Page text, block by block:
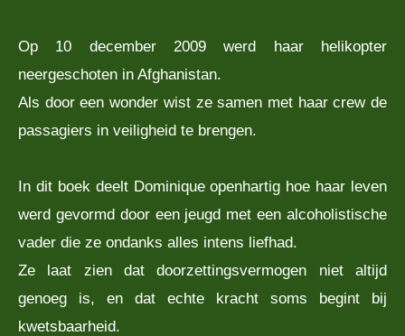
Op 10 december 2009 werd haar helikopter
neergeschoten in Afghanistan.
Als door een wonder wist ze samen met haar crew de
passagiers in veiligheid te brengen.
In dit boek deelt Dominique openhartig hoe haar leven
werd gevormd door een jeugd met een alcoholistische
vader die ze ondanks alles intens liefhad.
Ze laat zien dat doorzettingsvermogen niet altijd
genoeg is, en dat echte kracht soms begint bij
kwetsbaarheid.